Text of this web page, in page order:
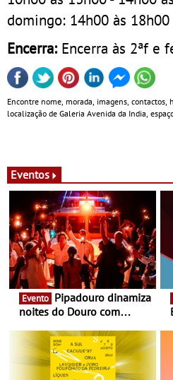
domingo: 14h00 às 18h00
Encerra: Encerra às 2ªf e
Encontre nome, morada, imagens, contactos,
localização de Galeria Avenida da India,
Eventos
Evento
noites do Douro com
vinho, gastronomia e
música